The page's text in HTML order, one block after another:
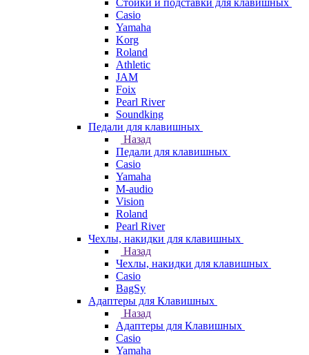
Стойки и подставки для клавишных
Casio
Yamaha
Korg
Roland
Athletic
JAM
Foix
Pearl River
Soundking
Педали для клавишных
Назад
Педали для клавишных
Casio
Yamaha
M-audio
Vision
Roland
Pearl River
Чехлы, накидки для клавишных
Назад
Чехлы, накидки для клавишных
Casio
BagSy
Адаптеры для Клавишных
Назад
Адаптеры для Клавишных
Casio
Yamaha